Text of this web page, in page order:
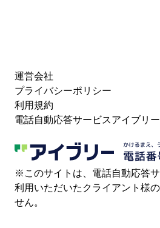
運営会社
プライバシーポリシー
利用規約
電話自動応答サービスアイブリー
※このサイトは、電話自動応答
利用いただいたクライアント様
せん。